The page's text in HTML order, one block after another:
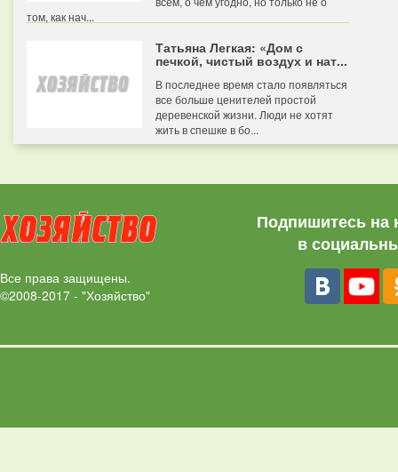
том, как нач...
Татьяна Легкая: «Дом с
печкой, чистый воздух и нат...
В последнее время стало появляться
все больше ценителей простой
деревенской жизни. Люди не хотят
жить в спешке в бо...
Все права защищены.
©2008-2017 - "Хозяйство"
Подпишитесь на
в